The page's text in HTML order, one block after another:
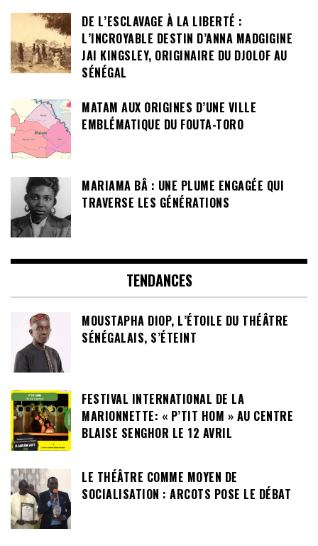
DE L’ESCLAVAGE À LA LIBERTÉ :
L’INCROYABLE DESTIN D’ANNA MADGIGINE
JAI KINGSLEY, ORIGINAIRE DU DJOLOF AU
SÉNÉGAL
MATAM AUX ORIGINES D’UNE VILLE
EMBLÉMATIQUE DU FOUTA-TORO
MARIAMA BÂ : UNE PLUME ENGAGÉE QUI
TRAVERSE LES GÉNÉRATIONS
TENDANCES
MOUSTAPHA DIOP, L’ÉTOILE DU THÉÂTRE
SÉNÉGALAIS, S’ÉTEINT
FESTIVAL INTERNATIONAL DE LA
MARIONNETTE: « P’TIT HOM » AU CENTRE
BLAISE SENGHOR LE 12 AVRIL
LE THÉÂTRE COMME MOYEN DE
SOCIALISATION : ARCOTS POSE LE DÉBAT